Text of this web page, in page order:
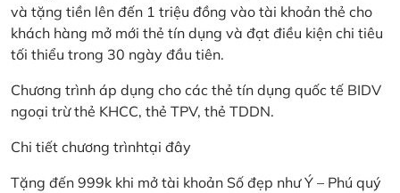
và tặng tiền lên đến 1 triệu đồng vào tài khoản thẻ cho
khách hàng mở mới thẻ tín dụng và đạt điều kiện chi tiêu
tối thiểu trong 30 ngày đầu tiên.
Chương trình áp dụng cho các thẻ tín dụng quốc tế BIDV
ngoại trừ thẻ KHCC, thẻ TPV, thẻ TDDN.
Chi tiết chương trìnhtại đây
Tặng đến 999k khi mở tài khoản Số đẹp như Ý – Phú quý